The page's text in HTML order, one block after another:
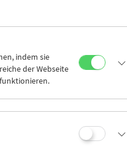
indem sie
der Webseite